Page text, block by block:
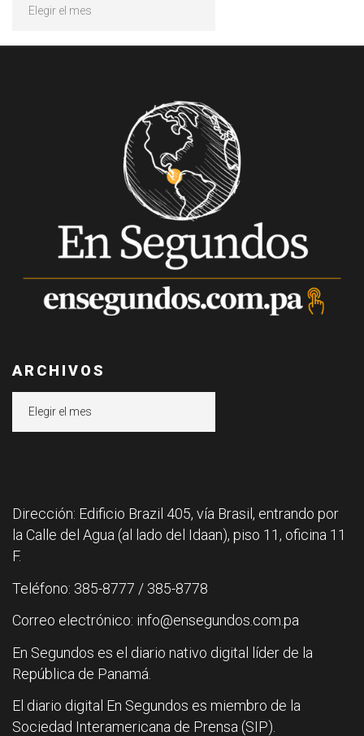
ARCHIVOS
Dirección: Edificio Brazil 405, vía Brasil, entrando por
la Calle del Agua (al lado del Idaan), piso 11, oficina 11
F.
Teléfono: 385-8777 / 385-8778
Correo electrónico: info@ensegundos.com.pa
En Segundos es el diario nativo digital líder de la
República de Panamá.
El diario digital En Segundos es miembro de la
Sociedad Interamericana de Prensa (SIP).